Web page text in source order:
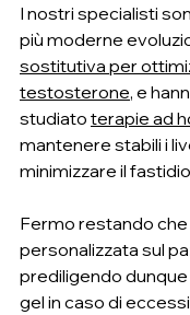
I nostri specialisti
più moderne
sostitutiva per
testosterone, e
studiato terapie ad
mantenere stabili i
minimizzare il
Fermo restando che
personalizzata sul
prediligendo dunque
gel in caso di